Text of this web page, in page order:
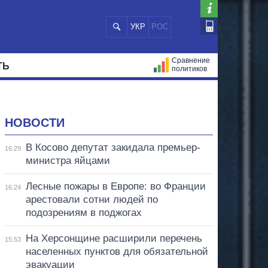
УКР РОС
Сравнение
политиков
НОВОСТИ
16:29
В Косово депутат закидала премьер-
министра яйцами
16:24
Лесные пожары в Европе: во Франции
арестовали сотни людей по
подозрениям в поджогах
15:53
На Херсонщине расширили перечень
населенных пунктов для обязательной
эвакуации